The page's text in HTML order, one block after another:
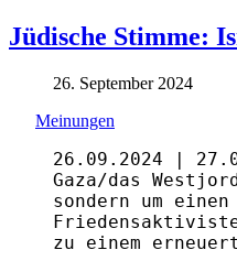
Jüdische Stimme:
26. September 2024
Meinungen
26.09.2024 |
Gaza/das
sondern um
zu einem